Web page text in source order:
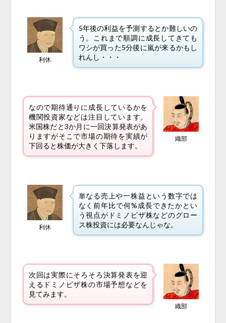
利休
5年後の利益を予測するとか難しいの
う。これまで順調に成長してきても
ワシが買った5分後に嵐が来るかもし
れんし・・・
なので期待通りに成長しているかを
機関投資家などは注目しています。
米国株だと3か月に一回決算発表があ
りますがそこで市場の期待を実績が
下回ると株価が大きく下落します。
織部
利休
単なる売上や一株益という数字では
なく前年比で何%成長できたかとい
う視点がドミノピザ株などのグロー
ス株投資には必要なんじゃな。
次回は実際にそろそろ決算発表を迎
えるドミノピザ株の市場予想などを
見てみます。
織部